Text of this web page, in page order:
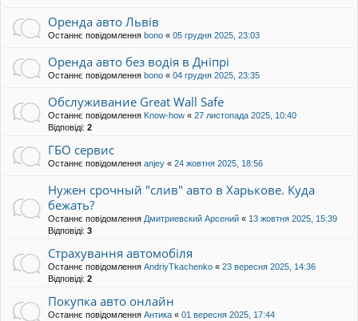
Оренда авто Львів
Останнє повідомлення bono « 05 грудня 2025, 23:03
Оренда авто без водія в Дніпрі
Останнє повідомлення bono « 04 грудня 2025, 23:35
Обслуживание Great Wall Safe
Останнє повідомлення Know-how « 27 листопада 2025, 10:40
Відповіді: 2
ГБО сервис
Останнє повідомлення anjey « 24 жовтня 2025, 18:56
Нужен срочный "слив" авто в Харькове. Куда
бежать?
Останнє повідомлення Дмитриевский Арсений « 13 жовтня 2025, 15:39
Відповіді: 3
Страхування автомобіля
Останнє повідомлення AndriyTkachenko « 23 вересня 2025, 14:36
Відповіді: 2
Покупка авто онлайн
Останнє повідомлення Антика « 01 вересня 2025, 17:44